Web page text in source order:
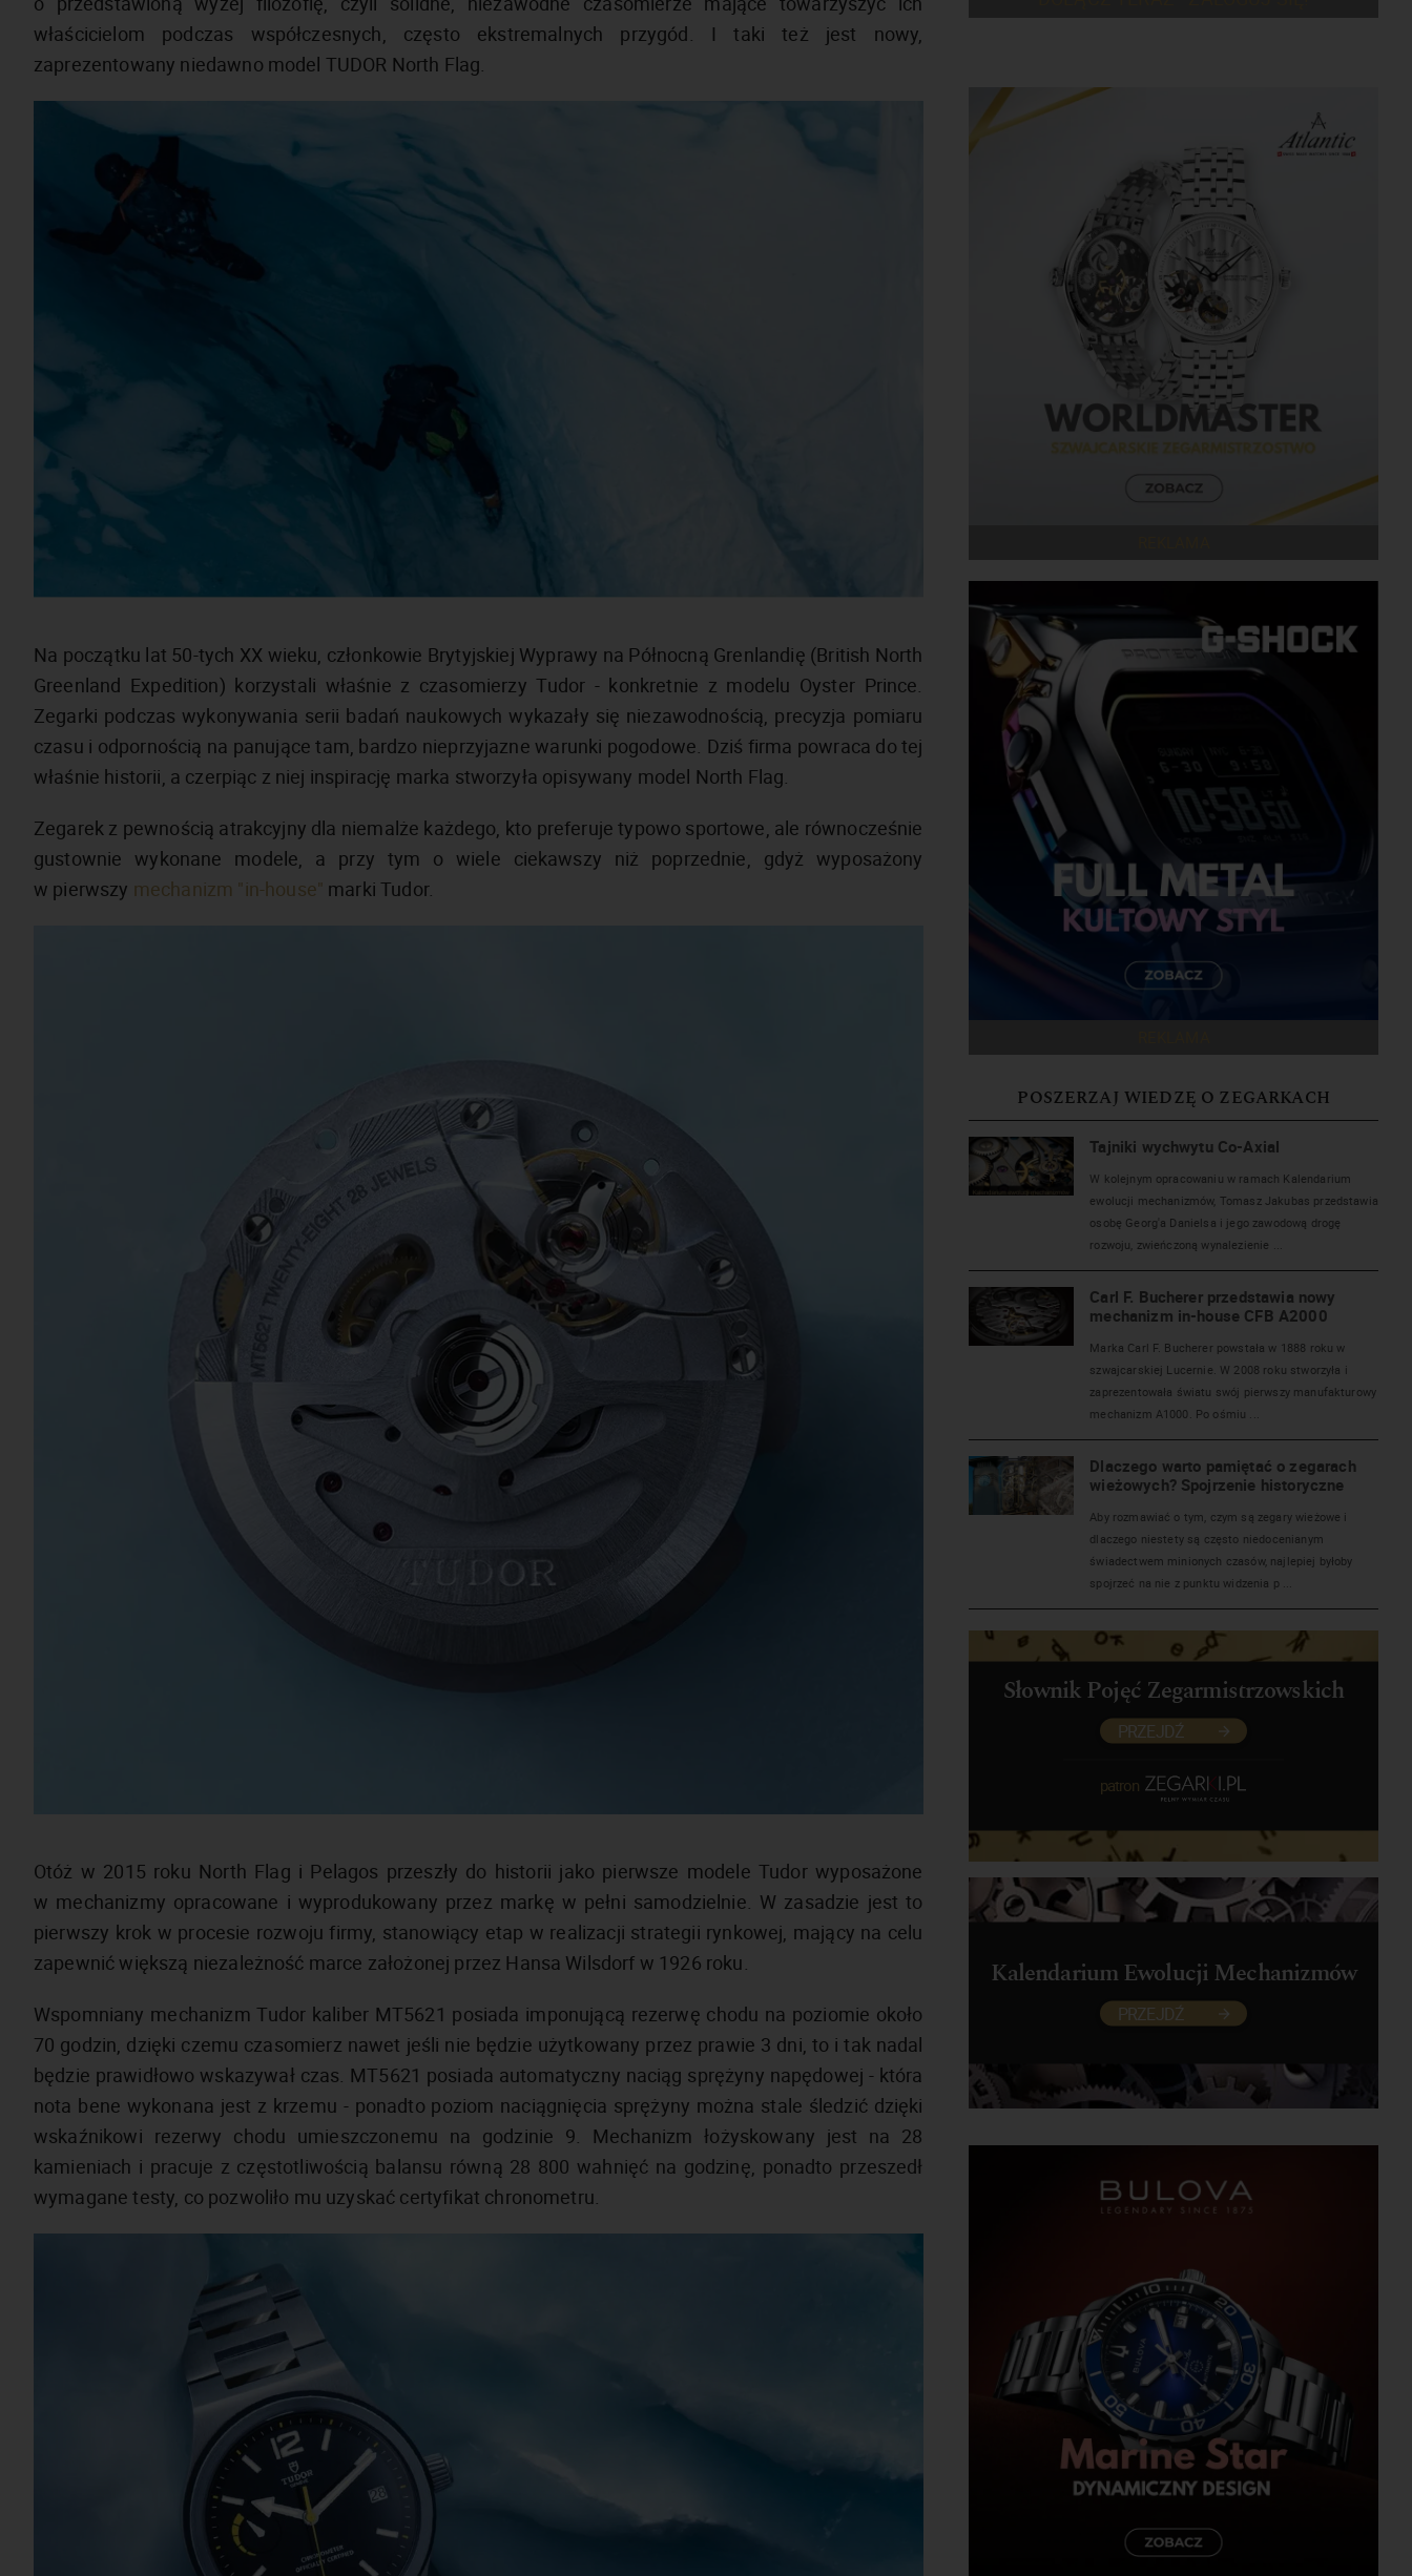
właścicielom podczas współczesnych, często ekstremalnych przygód. I taki też jest nowy,
zaprezentowany niedawno model TUDOR North Flag.
Na początku lat 50-tych XX wieku, członkowie Brytyjskiej Wyprawy na Północną Grenlandię (British North
Greenland Expedition) korzystali właśnie z czasomierzy Tudor - konkretnie z modelu Oyster Prince.
Zegarki podczas wykonywania serii badań naukowych wykazały się niezawodnością, precyzja pomiaru
czasu i odpornością na panujące tam, bardzo nieprzyjazne warunki pogodowe. Dziś firma powraca do tej
właśnie historii, a czerpiąc z niej inspirację marka stworzyła opisywany model North Flag.
Zegarek z pewnością atrakcyjny dla niemalże każdego, kto preferuje typowo sportowe, ale równocześnie
gustownie wykonane modele, a przy tym o wiele ciekawszy niż poprzednie, gdyż wyposażony
w pierwszy mechanizm "in-house" marki Tudor.
Otóż w 2015 roku North Flag i Pelagos przeszły do historii jako pierwsze modele Tudor wyposażone
w mechanizmy opracowane i wyprodukowany przez markę w pełni samodzielnie. W zasadzie jest to
pierwszy krok w procesie rozwoju firmy, stanowiący etap w realizacji strategii rynkowej, mający na celu
zapewnić większą niezależność marce założonej przez Hansa Wilsdorf w 1926 roku.
Wspomniany mechanizm Tudor kaliber MT5621 posiada imponującą rezerwę chodu na poziomie około
70 godzin, dzięki czemu czasomierz nawet jeśli nie będzie użytkowany przez prawie 3 dni, to i tak nadal
będzie prawidłowo wskazywał czas. MT5621 posiada automatyczny naciąg sprężyny napędowej - która
nota bene wykonana jest z krzemu - ponadto poziom naciągnięcia sprężyny można stale śledzić dzięki
wskaźnikowi rezerwy chodu umieszczonemu na godzinie 9. Mechanizm łożyskowany jest na 28
kamieniach i pracuje z częstotliwością balansu równą 28 800 wahnięć na godzinę, ponadto przeszedł
wymagane testy, co pozwoliło mu uzyskać certyfikat chronometru.
POSZERZAJ WIEDZĘ O ZEGARKACH
Tajniki wychwytu Co-Axial
W kolejnym opracowaniu w ramach Kalendarium
ewolucji mechanizmów, Tomasz Jakubas przedstawia
osobę Georg'a Danielsa i jego zawodową drogę
rozwoju, zwieńczoną wynalezienie ...
Carl F. Bucherer przedstawia nowy
mechanizm in-house CFB A2000
Marka Carl F. Bucherer powstała w 1888 roku w
szwajcarskiej Lucernie. W 2008 roku stworzyła i
zaprezentowała światu swój pierwszy manufakturowy
mechanizm A1000. Po ośmiu ...
Dlaczego warto pamiętać o zegarach
wieżowych? Spojrzenie historyczne
Aby rozmawiać o tym, czym są zegary wieżowe i
dlaczego niestety są często niedocenianym
świadectwem minionych czasów, najlepiej byłoby
spojrzeć na nie z punktu widzenia p ...
Słownik Pojęć Zegarmistrzowskich
PRZEJDŹ
patron
Kalendarium Ewolucji Mechanizmów
PRZEJDŹ